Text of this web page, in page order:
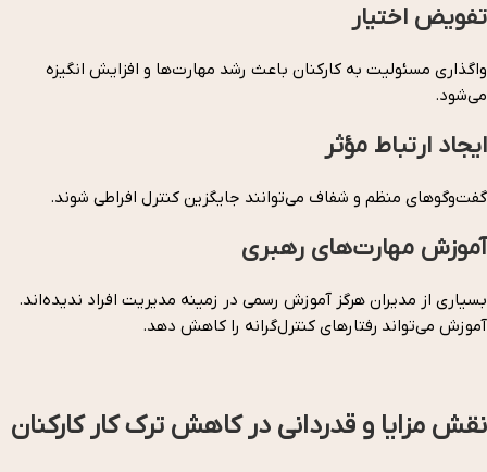
تفویض اختیار
واگذاری مسئولیت به کارکنان باعث رشد مهارت‌ها و افزایش انگیزه
می‌شود.
ایجاد ارتباط مؤثر
گفت‌وگوهای منظم و شفاف می‌توانند جایگزین کنترل افراطی شوند.
آموزش مهارت‌های رهبری
بسیاری از مدیران هرگز آموزش رسمی در زمینه مدیریت افراد ندیده‌اند.
آموزش می‌تواند رفتارهای کنترل‌گرانه را کاهش دهد.
نقش مزایا و قدردانی در کاهش ترک کار کارکنان